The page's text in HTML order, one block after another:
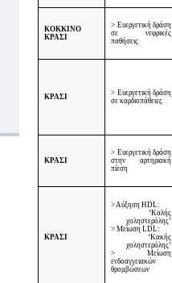
ΚΟΚΚΙΝΟ
ΚΡΑΣΙ
> Ευεργετική δράση
σε νεφρικές
παθήσεις
ΚΡΑΣΙ
> Ευεργετική δράση
σε καρδιοπάθειες
ΚΡΑΣΙ
> Ευεργετική δράση
στην αρτηριακή
πίεση
ΚΡΑΣΙ
> ΑύξησηHDL:
‘Καλής
χοληστερόλης’
> ΜείωσηLDL:
‘Κακής
χοληστερόλης’
> Μείωση
ενδοαγγειακών
θρομβώσεων